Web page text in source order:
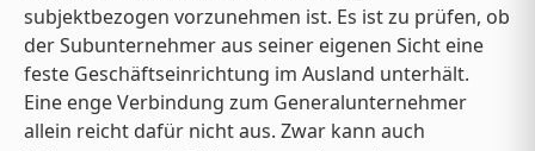
subjektbezogen vorzunehmen ist. Es ist zu prüfen, ob
der Subunternehmer aus seiner eigenen Sicht eine
feste Geschäftseinrichtung im Ausland unterhält.
Eine enge Verbindung zum Generalunternehmer
allein reicht dafür nicht aus. Zwar kann auch